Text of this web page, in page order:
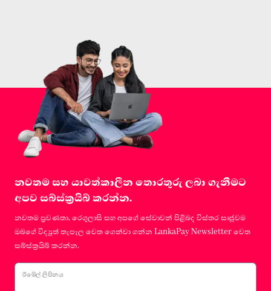
නවතම සහ යාවත්කාලීන තොරතුරු ලබා ගැනීමට
අපව සබ්ස්ක්‍රයිබ් කරන්න.
නවතම ප්‍රවණතා, රෙගුලාසි සහ අපගේ සේවාවන් පිළිබද විස්තර සෘජුවම
ඔබගේ විද්‍යුත් තැපෑල වෙත ගෙන්වා ගන්න LankaPay Newsletter වෙත
සබ්ස්ක්‍රයිබ් කරන්න.
ඊමේල් ලිපිනය